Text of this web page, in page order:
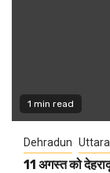
1 min read
Dehradun
11 अगस्त को